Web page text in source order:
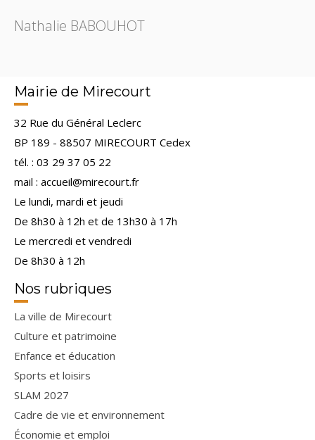
Nathalie BABOUHOT
Mairie de Mirecourt
32 Rue du Général Leclerc
BP 189 - 88507 MIRECOURT Cedex
tél. : 03 29 37 05 22
mail : accueil@mirecourt.fr
Le lundi, mardi et jeudi
De 8h30 à 12h et de 13h30 à 17h
Le mercredi et vendredi
De 8h30 à 12h
Nos rubriques
La ville de Mirecourt
Culture et patrimoine
Enfance et éducation
Sports et loisirs
SLAM 2027
Cadre de vie et environnement
Économie et emploi